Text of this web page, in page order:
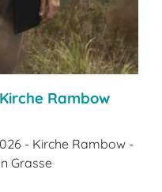
Rambow
- Kirche Rambow -
Grasse